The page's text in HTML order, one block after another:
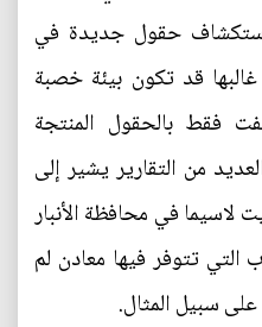
استكشاف حقول جديدة في
قد تكون بيئة خصبة
فقط بالحقول المنتجة
من التقارير يشير إلى
لاسيما في محافظة الأنبار
تتوفر فيها معادن لم
سبيل المثال.